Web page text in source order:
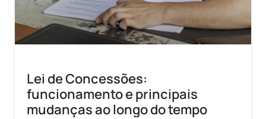
Lei de Concessões:
funcionamento e principais
mudanças ao longo do tempo